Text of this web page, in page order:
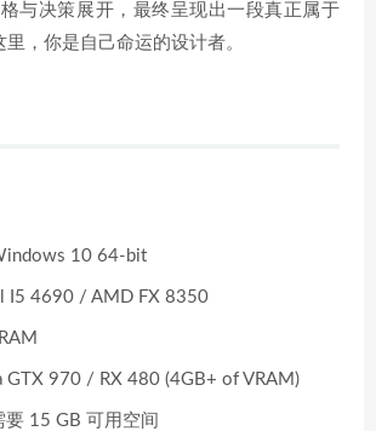
与决策展开，最终呈现出一段真正属于
，你是自己命运的设计者。
10 64-bit
I5 4690 / AMD FX 8350
GTX 970 / RX 480 (4GB+ of VRAM)
要 15 GB 可用空间